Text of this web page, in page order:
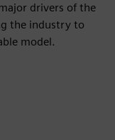
drivers of the
the industry to
model.